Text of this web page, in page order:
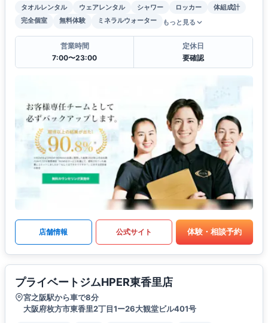
タオルレンタル ウェアレンタル シャワー ロッカー
体組成計
完全個室
無料体験 ミネラルウォーター もっと見る
営業時間
7:00〜23:00
定休日
要確認
店舗情報 公式サイト 体験・相談予約
プライベートジムHPER東香里店
宮之阪駅から車で8分
大阪府枚方市東香里2丁目1ー26大観堂ビル401号